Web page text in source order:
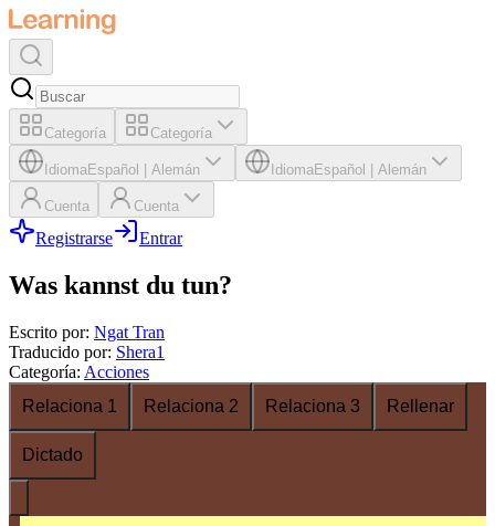
Categoría Categoría
IdiomaEspañol Alemán IdiomaEspañol Alemán
Cuenta Cuenta
Registrarse Entrar
Was kannst du tun?
Escrito por: Ngat Tran
Traducido por: Shera1
Categoría: Acciones
Relaciona 1
Relaciona 2 Relaciona 3 Rellenar
Dictado